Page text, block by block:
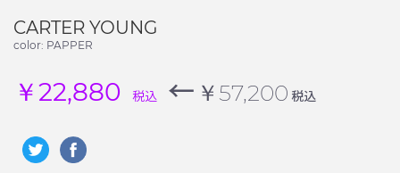
CARTER YOUNG
color: PAPPER
￥22,880 税込 ← ￥57,200 税込